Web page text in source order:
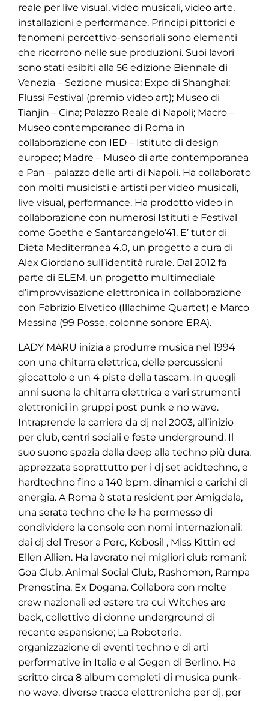
reale per live visual, video musicali, video arte,
installazioni e performance. Principi pittorici e
fenomeni percettivo-sensoriali sono elementi
che ricorrono nelle sue produzioni. Suoi lavori
sono stati esibiti alla 56 edizione Biennale di
Venezia – Sezione musica; Expo di Shanghai;
Flussi Festival (premio video art); Museo di
Tianjin – Cina; Palazzo Reale di Napoli; Macro –
Museo contemporaneo di Roma in
collaborazione con IED – Istituto di design
europeo; Madre – Museo di arte contemporanea
e Pan – palazzo delle arti di Napoli. Ha collaborato
con molti musicisti e artisti per video musicali,
live visual, performance. Ha prodotto video in
collaborazione con numerosi Istituti e Festival
come Goethe e Santarcangelo’41. E’ tutor di
Dieta Mediterranea 4.0, un progetto a cura di
Alex Giordano sull’identità rurale. Dal 2012 fa
parte di ELEM, un progetto multimediale
d’improvvisazione elettronica in collaborazione
con Fabrizio Elvetico (Illachime Quartet) e Marco
Messina (99 Posse, colonne sonore ERA).
LADY MARU inizia a produrre musica nel 1994
con una chitarra elettrica, delle percussioni
giocattolo e un 4 piste della tascam. In quegli
anni suona la chitarra elettrica e vari strumenti
elettronici in gruppi post punk e no wave.
Intraprende la carriera da dj nel 2003, all’inizio
per club, centri sociali e feste underground. Il
suo suono spazia dalla deep alla techno più dura,
apprezzata soprattutto per i dj set acidtechno, e
hardtechno fino a 140 bpm, dinamici e carichi di
energia. A Roma è stata resident per Amigdala,
una serata techno che le ha permesso di
condividere la console con nomi internazionali:
dai dj del Tresor a Perc, Kobosil , Miss Kittin ed
Ellen Allien. Ha lavorato nei migliori club romani:
Goa Club, Animal Social Club, Rashomon, Rampa
Prenestina, Ex Dogana. Collabora con molte
crew nazionali ed estere tra cui Witches are
back, collettivo di donne underground di
recente espansione; La Roboterie,
organizzazione di eventi techno e di arti
performative in Italia e al Gegen di Berlino. Ha
scritto circa 8 album completi di musica punk-
no wave, diverse tracce elettroniche per dj, per